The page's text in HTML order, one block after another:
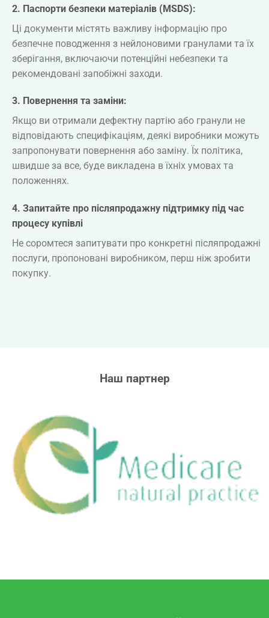
2. Паспорти безпеки матеріалів (MSDS):
Ці документи містять важливу інформацію про
безпечне поводження з нейлоновими гранулами та їх
зберігання, включаючи потенційні небезпеки та
рекомендовані запобіжні заходи.
3. Повернення та заміни:
Якщо ви отримали дефектну партію або гранули не
відповідають специфікаціям, деякі виробники можуть
запропонувати повернення або заміну. Їх політика,
швидше за все, буде викладена в їхніх умовах та
положеннях.
4. Запитайте про післяпродажну підтримку під час
процесу купівлі
Не соромтеся запитувати про конкретні післяпродажні
послуги, пропоновані виробником, перш ніж зробити
покупку.
Наш партнер